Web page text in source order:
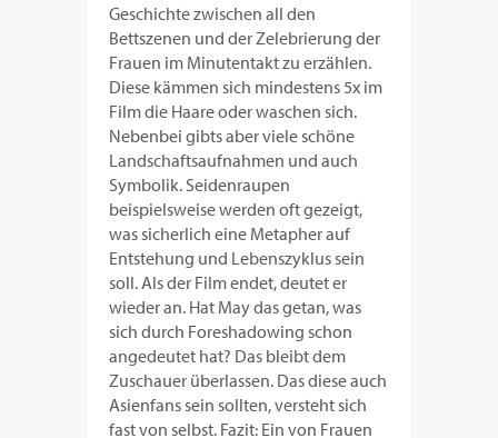
Geschichte zwischen all den
Bettszenen und der Zelebrierung der
Frauen im Minutentakt zu erzählen.
Diese kämmen sich mindestens 5x im
Film die Haare oder waschen sich.
Nebenbei gibts aber viele schöne
Landschaftsaufnahmen und auch
Symbolik. Seidenraupen
beispielsweise werden oft gezeigt,
was sicherlich eine Metapher auf
Entstehung und Lebenszyklus sein
soll. Als der Film endet, deutet er
wieder an. Hat May das getan, was
sich durch Foreshadowing schon
angedeutet hat? Das bleibt dem
Zuschauer überlassen. Das diese auch
Asienfans sein sollten, versteht sich
fast von selbst. Fazit: Ein von Frauen